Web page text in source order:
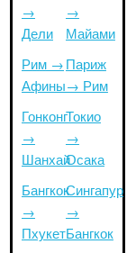
→
Дели
Рим →
Афины
Гонконг
→
Шанхай
Бангкок
→
Пхукет
→
Майами
Париж
→ Рим
Токио
→
Осака
Сингапур
→
Бангкок